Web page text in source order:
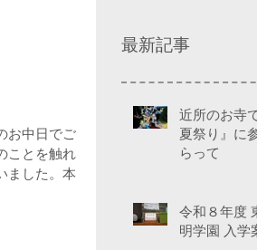
お中日でご
ことを触れ
ました。本
最新記事
近所のお寺
夏祭り』に
らって
令和８年度
明学園 入学